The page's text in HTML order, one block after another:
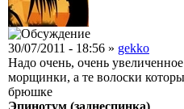
30/07/2011 - 18:56 » gekko
Надо очень, очень
морщинки, а те волоски
брюшке